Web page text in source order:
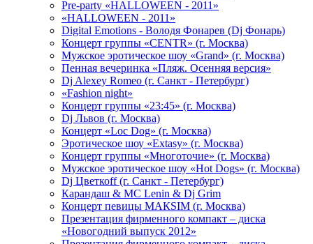
Pre-party «HALLOWEEN - 2011»
«HALLOWEEN - 2011»
Digital Emotions - Володя Фонарев (Dj Фонарь)
Концерт группы «CENTR» (г. Москва)
Мужское эротическое шоу «Grand» (г. Москва)
Пенная вечеринка «Пляж. Осенняя версия»
Dj Alexey Romeo (г. Санкт - Петербург)
«Fashion night»
Концерт группы «23:45» (г. Москва)
Dj Львов (г. Москва)
Концерт «Loc Dog» (г. Москва)
Эротическое шоу «Extasy» (г. Москва)
Концерт группы «Многоточие» (г. Москва)
Мужское эротическое шоу «Hot Dogs» (г. Москва)
Dj Цветкоff (г. Санкт - Петербург)
Карандаш & МС Lenin & Dj Grim
Концерт певицы МАКSIМ (г. Москва)
Презентация фирменного компакт – диска
«Новогодний выпуск 2012»